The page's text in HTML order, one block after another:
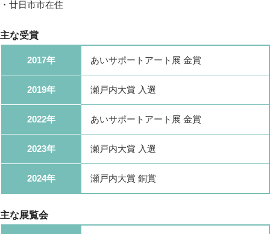
・廿日市市在住
主な受賞
2017年 あいサポートアート展 金賞
2019年 瀬戸内大賞 入選
2022年 あいサポートアート展 金賞
2023年 瀬戸内大賞 入選
2024年 瀬戸内大賞 銅賞
主な展覧会